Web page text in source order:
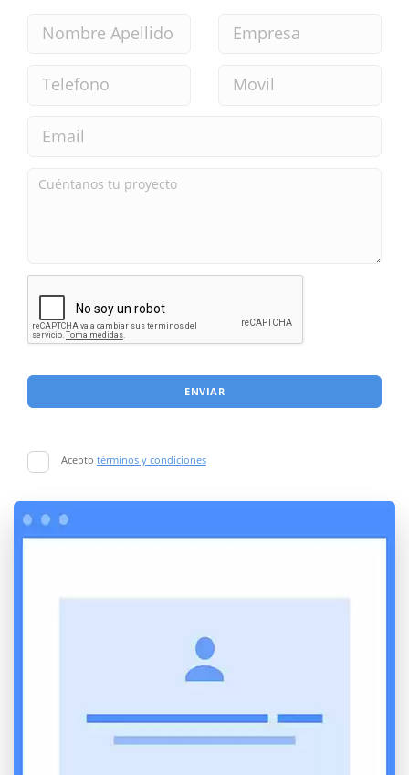
ENVIAR
Acepto términos y condiciones